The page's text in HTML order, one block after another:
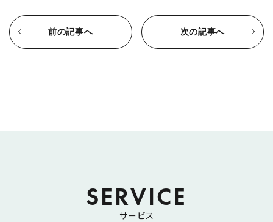
前の記事へ 次の記事へ
SERVICE
サービス